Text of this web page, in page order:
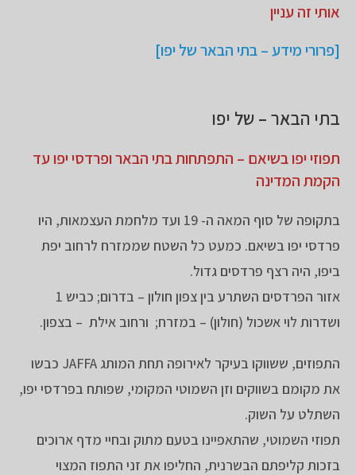
אותי זה עניין
[פרורי מידע – בתי הבאר של יפו]
בתי הבאר – של יפו
תפוזי יפו בשיאם – התפתחות בתי הבאר ופרדסי יפו עד
הקמת המדינה
בתקופה של סוף המאה ה- 19 ועד מלחמת העצמאות, היו
פרדסי יפו בשיאם. כמעט כל השטח שממזרח לרחוב יפת
ביפו, היה רצף פרדסים גדול.
אזור הפרדסים השתרע בין צפון חולון – בדרום; כביש 1
ושדרות לוי אשכול (חולון) – במזרח; ורחוב אילת – בצפון.
התפוזים, ששווקו בעיקר לאירופה תחת המותג JAFFA כבשו
את מקומם בשווקים וזן השמוטי המקומי, שפותח בפרדסי יפו,
השתלט על השוק.
תפוזי השמוטי, שהתאפיינו בטעם מתוק ובחיי מדף ארוכים
בזכות קליפתם הבשרנית, החליפו את זני התפוז המצוי